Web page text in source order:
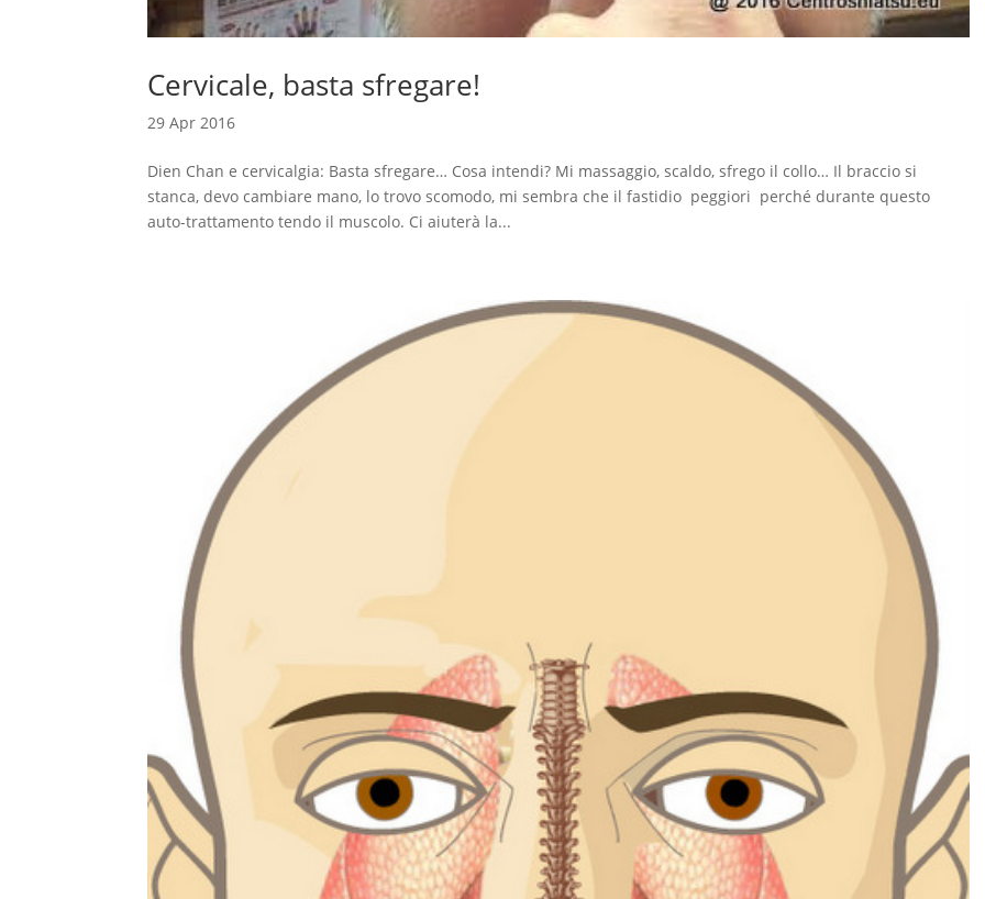
Cervicale, basta sfregare!
29 Apr 2016
Dien Chan e cervicalgia: Basta sfregare… Cosa intendi? Mi massaggio, scaldo, sfrego il collo… Il braccio si
stanca, devo cambiare mano, lo trovo scomodo, mi sembra che il fastidio peggiori perché durante questo
auto-trattamento tendo il muscolo. Ci aiuterà la...